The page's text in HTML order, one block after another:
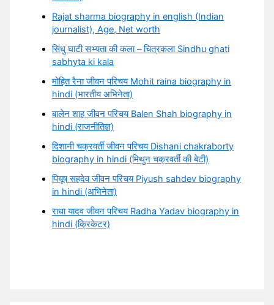
Rajat sharma biography in english (Indian
journalist), Age, Net worth
सिंधु घाटी सभ्यता की कला – चित्रकला Sindhu ghati
sabhyta ki kala
मोहित रैना जीवन परिचय Mohit raina biography in
hindi (भारतीय अभिनेता)
बालेन शाह जीवन परिचय Balen Shah biography in
hindi (राजनीतिज्ञ)
दिशानी चक्रवर्ती जीवन परिचय Dishani chakraborty
biography in hindi (मिथुन चक्रवर्ती की बेटी)
पियूष सहदेव जीवन परिचय Piyush sahdev biography
in hindi (अभिनेता)
राधा यादव जीवन परिचय Radha Yadav biography in
hindi (क्रिकेटर)